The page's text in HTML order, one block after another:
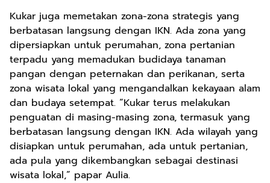
Kukar juga memetakan zona-zona strategis yang
berbatasan langsung dengan IKN. Ada zona yang
dipersiapkan untuk perumahan, zona pertanian
terpadu yang memadukan budidaya tanaman
pangan dengan peternakan dan perikanan, serta
zona wisata lokal yang mengandalkan kekayaan alam
dan budaya setempat. “Kukar terus melakukan
penguatan di masing-masing zona, termasuk yang
berbatasan langsung dengan IKN. Ada wilayah yang
disiapkan untuk perumahan, ada untuk pertanian,
ada pula yang dikembangkan sebagai destinasi
wisata lokal,” papar Aulia.